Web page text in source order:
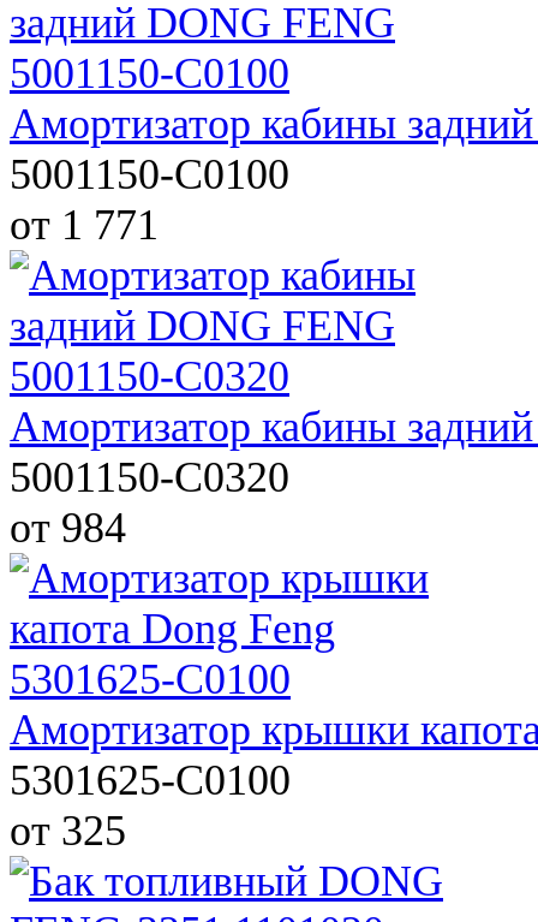
Амортизатор кабины
5001150-C0100
от 1 771
Амортизатор кабины
5001150-C0320
от 984
Амортизатор крышки
5301625-C0100
от 325